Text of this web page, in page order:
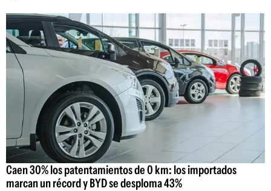
Caen 30% los patentamientos de 0 km: los importados
marcan un récord y BYD se desploma 43%